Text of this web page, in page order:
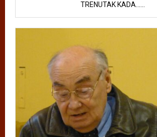
TRENUTAK KADA......